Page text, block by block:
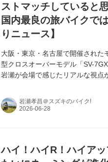
ストマッチしていると
国内最良の旅バイクで
りニュース】
大阪・東京・名古屋で開催された
型クロスオーバーモデル「SV-
岩瀬が会場で感じたリアルな視点
岩瀬孝昌＠スズキのバイク!
ハイ！ハイR！ハイア